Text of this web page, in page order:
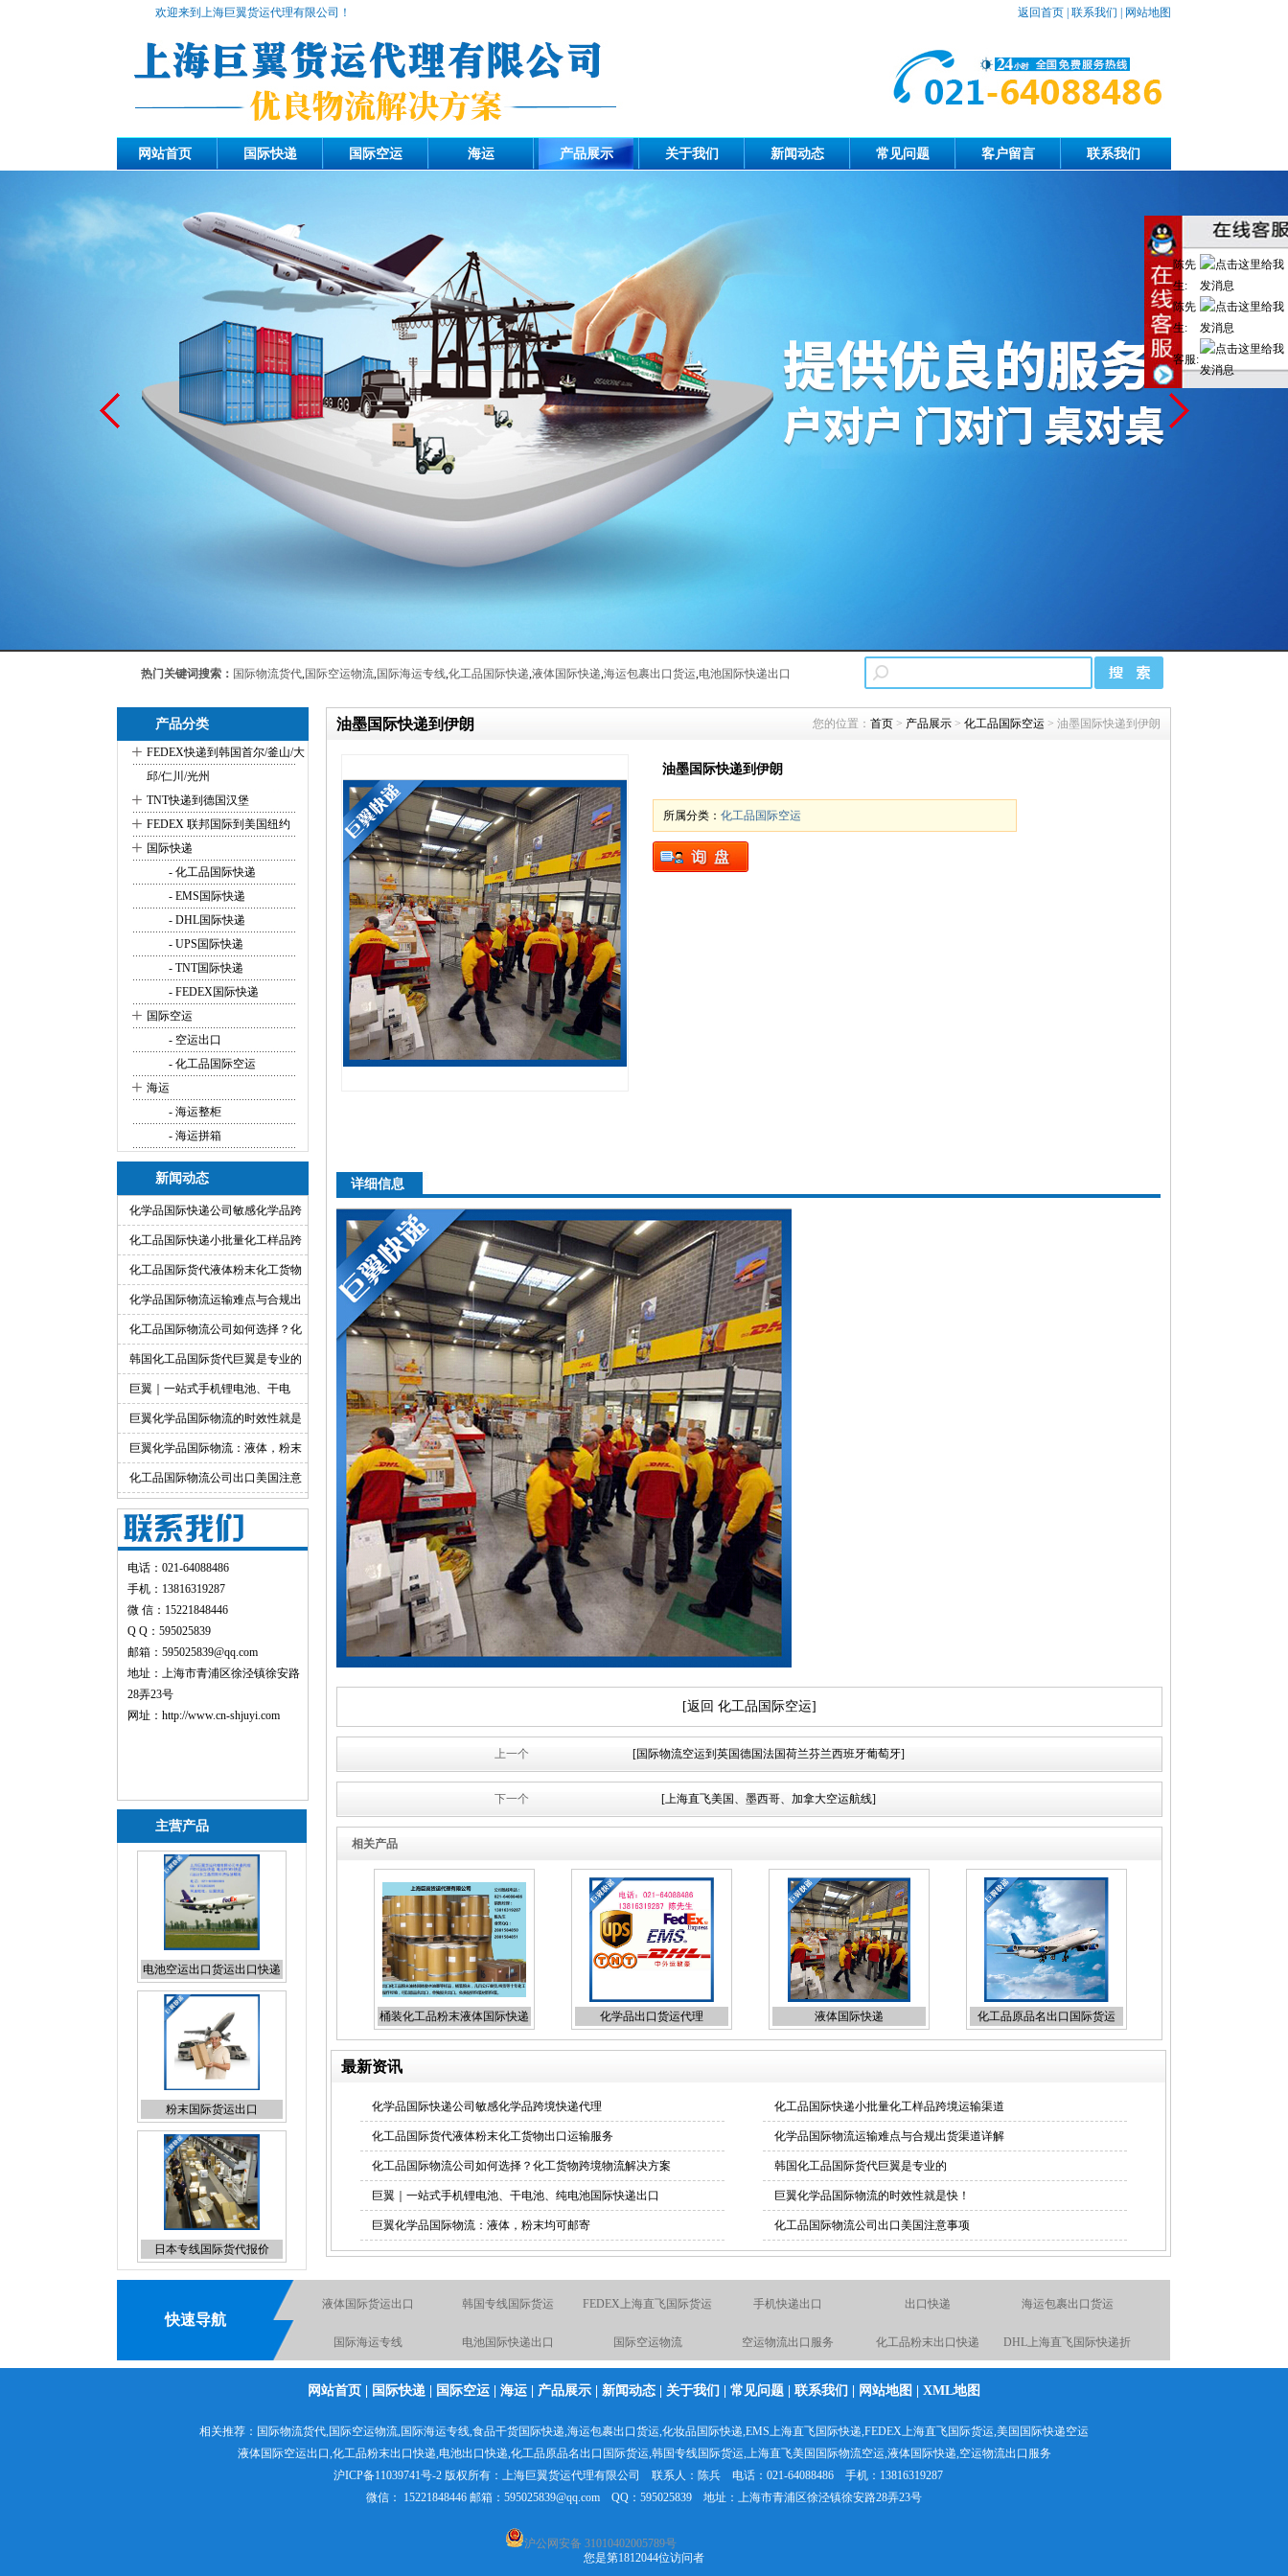
欢迎来到上海巨翼货运代理有限公司！ 返回首页 联系我们 网站地图
网站首页 国际快递 国际空运 海运 产品展示 关于我们 新闻动态 常见问题 客户留言 联系我们
热门关键词搜索： 国际物流货代,国际空运物流,国际海运专线,化工品国际快递,液体国际快递,海运包裹出口货运,电池国际快递出口
产品分类
+ FEDEX快递到韩国首尔/釜山/大
邱/仁川/光州
+ TNT快递到德国汉堡
+ FEDEX 联邦国际到美国纽约
+ 国际快递
- 化工品国际快递
- EMS国际快递
- DHL国际快递
- UPS国际快递
- TNT国际快递
- FEDEX国际快递
+ 国际空运
- 空运出口
- 化工品国际空运
+ 海运
- 海运整柜
- 海运拼箱
新闻动态
化学品国际快递公司敏感化学品跨
境快递代理
化工品国际快递小批量化工样品跨
境运输渠道
化工品国际货代液体粉末化工货物
出口运输服务
化学品国际物流运输难点与合规出
货渠道详解
化工品国际物流公司如何选择？化
工货物跨境物流解决方案
韩国化工品国际货代巨翼是专业的
巨翼｜一站式手机锂电池、干电
池、纯电池国际快递出口
巨翼化学品国际物流的时效性就是
快！巨翼化学品国际物流：液体，粉末
均可邮寄
化工品国际物流公司出口美国注意
事项
电话：021-64088486
手机：13816319287
微 信：15221848446
Q Q：595025839
邮箱：595025839@qq.com
地址：上海市青浦区徐泾镇徐安路
28弄23号
网址： http://www.cn-shjuyi.com
主营产品
粉末国际货运出口
日本专线国际货代报价
UPS上海直飞国际快递折扣
报价
油墨国际快递到伊朗 您的位置： 首页 > 产品展示 > 化工品国际空运 > 油墨国际快递到伊朗
油墨国际快递到伊朗
所属分类： 化工品国际空运
详细信息
[返回 化工品国际空运]
上一个 [国际物流空运到英国德国法国荷兰芬兰西班牙葡萄牙]
下一个 [上海直飞美国、墨西哥、加拿大空运航线]
相关产品
桶装化工品粉末液体国际快递
化学品出口货运代理 液体国际快递 化工品原品名出口国际货运
最新资讯
化学品国际快递公司敏感化学品跨境快递代理 化工品国际快递小批量化工样品跨境运输渠道
化工品国际货代液体粉末化工货物出口运输服务 化学品国际物流运输难点与合规出货渠道详解
化工品国际物流公司如何选择？化工货物跨境物流解决方案 韩国化工品国际货代巨翼是专业的
巨翼｜一站式手机锂电池、干电池、纯电池国际快递出口 巨翼化学品国际物流的时效性就是快！
巨翼化学品国际物流：液体，粉末均可邮寄 化工品国际物流公司出口美国注意事项
快速导航
海运包裹出口货运 国际海运专线 电池国际快递出口 国际空运物流 空运物流出口服务 化工品粉末出口快递
DHL上海直飞国际快递折
扣报价
国际物流空运到英国德国 化工品国际快递 液体粉末国际货运 上海直飞美国、墨西哥、
加拿大空运航线
国际空运货代货运
化学品出口货运代理 电池空运出口货运出口快 粉末国际货运出口 日本专线国际货代报价 UPS上海直飞国际快递折
运
粉末国际快递 液体国际货运出口 韩国专线国际货运 FEDEX上海直飞国际货运 手机快递出口 出口快递
网站首页 国际快递 国际空运 海运 产品展示 新闻动态 关于我们 常见问题 联系我们 网站地图 XML地图
相关推荐： 国际物流货代,国际空运物流,国际海运专线,食品干货国际快递,海运包裹出口货运,化妆品国际快递,EMS上海直飞国际快递,FEDEX上海直飞国际货运,美国国际快递空运
液体国际空运出口,化工品粉末出口快递,电池出口快递,化工品原品名出口国际货运,韩国专线国际货运,上海直飞美国国际物流空运,液体国际快递,空运物流出口服务
沪ICP备11039741号-2 版权所有： 上海巨翼货运代理有限公司
联系人：陈兵 电话：021-64088486 手机：13816319287
微信： 15221848446 邮箱：595025839@qq.com QQ：595025839 地址：上海市青浦区徐泾镇徐安路28弄23号
沪公网安备 31010402005789号
您是第1812044位访问者
陈先
生:
陈先
生:
客服: